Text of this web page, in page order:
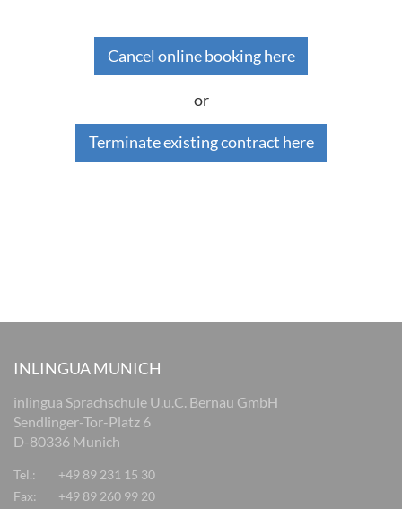
Cancel online booking here
or
Terminate existing contract here
INLINGUA MUNICH
inlingua Sprachschule U.u.C. Bernau GmbH
Sendlinger-Tor-Platz 6
D-80336 Munich
Tel.:
+49 89 231 15 30
Fax:
+49 89 260 99 20